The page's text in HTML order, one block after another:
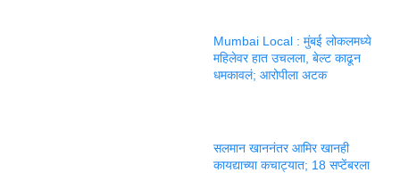
Mumbai Local : मुंबई लोकलमध्ये
महिलेवर हात उचलला, बेल्ट काढून
धमकावलं; आरोपीला अटक
सलमान खाननंतर आमिर खानही
कायद्याच्या कचाट्यात; 18 सप्टेंबरला